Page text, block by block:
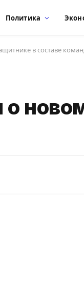
Политика
в составе